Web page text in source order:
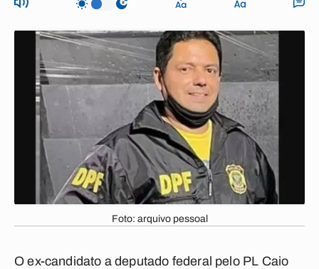
Foto: arquivo pessoal
O ex-candidato a deputado federal pelo PL Caio